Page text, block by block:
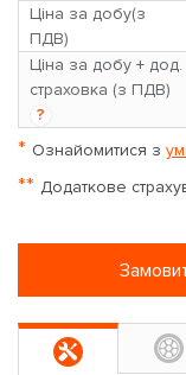
Ціна за добу(з
ПДВ)
Ціна за добу + дод.
страховка (з ПДВ)
?
* Ознайомитися з
** Додаткове